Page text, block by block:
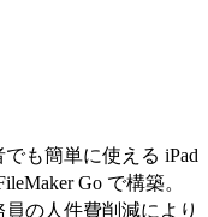
も簡単に使える iPad
Go で構築。
の人件費削減により